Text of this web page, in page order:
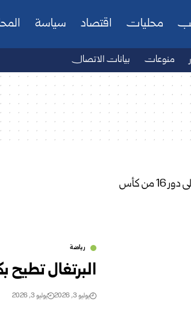
محليات اقتصاد سياسة
منوعات بيانات الاتصال
رياضة
البرتغال تطيح بكرواتيا
يوليو 3, 2026 يوليو 3, 2026